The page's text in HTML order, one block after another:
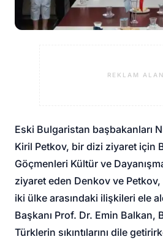
REKLAM
Eski Bulgaristan başbakanları
Kiril Petkov, bir dizi ziyaret için
Göçmenleri Kültür ve
ziyaret eden Denkov ve
iki ülke arasındaki ilişkileri ele
Başkanı Prof. Dr. Emin Balkan,
Türklerin sıkıntılarını dile